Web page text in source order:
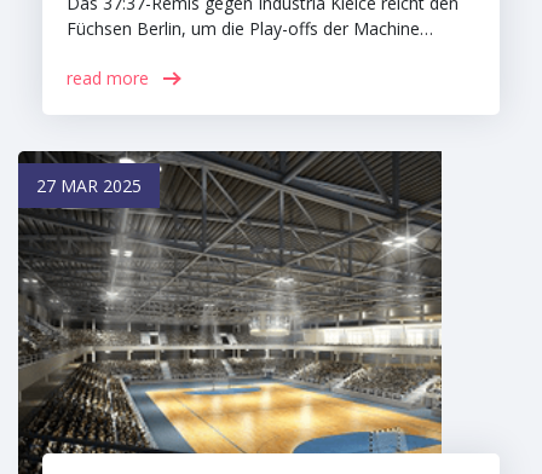
Füchsen Berlin, um die Play-offs der Machine…
read more
27 MAR 2025